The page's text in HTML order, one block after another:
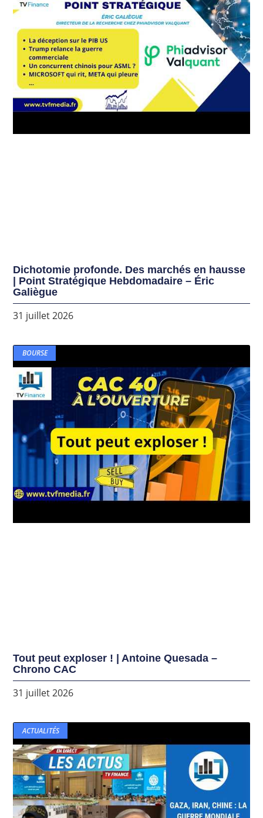
Dichotomie profonde. Des marchés en hausse
| Point Stratégique Hebdomadaire – Éric
Galiègue
31 juillet 2026
BOURSE
Tout peut exploser ! | Antoine Quesada –
Chrono CAC
31 juillet 2026
ACTUALITÉS